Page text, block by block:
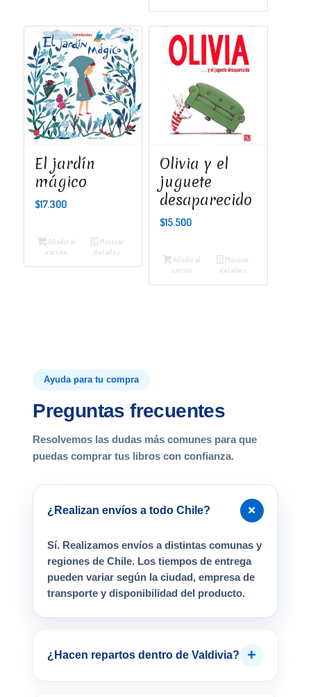
El jardín
mágico
$17.300
Añadir al
carrito
Mostrar
detalles
Olivia y el
juguete
desaparecido
$15.500
Añadir al
carrito
Mostrar
detalles
Ayuda para tu compra
Preguntas frecuentes
Resolvemos las dudas más comunes para que
puedas comprar tus libros con confianza.
¿Realizan envíos a todo Chile? +
Sí. Realizamos envíos a distintas comunas y
regiones de Chile. Los tiempos de entrega
pueden variar según la ciudad, empresa de
transporte y disponibilidad del producto.
¿Hacen repartos dentro de Valdivia? +